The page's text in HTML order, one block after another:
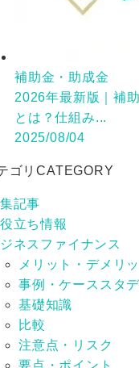
補助金・助成金
2026年最新版｜補
とは？仕組み...
2025/08/04
ゴリCATEGORY
記事
立ち情報
ネスファイナンス
メリット・デメリッ
事例・ケーススタ
基礎知識
比較
注意点・リスク
要点・ポイント